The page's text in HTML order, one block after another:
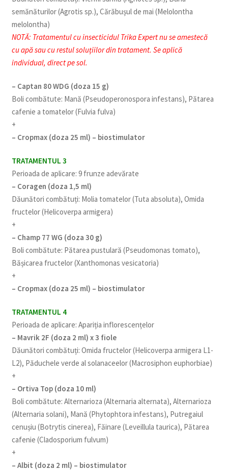
semănăturilor (Agrotis sp.), Cărăbușul de mai (Melolontha
melolontha)
NOTĂ: Tratamentul cu insecticidul Trika Expert nu se amestecă
cu apă sau cu restul soluțiilor din tratament. Se aplică
individual, direct pe sol.
– Captan 80 WDG (doza 15 g)
Boli combătute: Mană (Pseudoperonospora infestans), Pătarea
cafenie a tomatelor (Fulvia fulva)
+
– Cropmax (doza 25 ml) – biostimulator
TRATAMENTUL 3
Perioada de aplicare: 9 frunze adevărate
– Coragen (doza 1,5 ml)
Dăunători combătuți: Molia tomatelor (Tuta absoluta), Omida
fructelor (Helicoverpa armigera)
+
– Champ 77 WG (doza 30 g)
Boli combătute: Pătarea pustulară (Pseudomonas tomato),
Bășicarea fructelor (Xanthomonas vesicatoria)
+
– Cropmax (doza 25 ml) – biostimulator
TRATAMENTUL 4
Perioada de aplicare: Apariția inflorescențelor
– Mavrik 2F (doza 2 ml) x 3 fiole
Dăunători combătuți: Omida fructelor (Helicoverpa armigera L1-
L2), Păduchele verde al solanaceelor (Macrosiphon euphorbiae)
+
– Ortiva Top (doza 10 ml)
Boli combătute: Alternarioza (Alternaria alternata), Alternarioza
(Alternaria solani), Mană (Phytophtora infestans), Putregaiul
cenușiu (Botrytis cinerea), Făinare (Leveillula taurica), Pătarea
cafenie (Cladosporium fulvum)
+
– Albit (doza 2 ml) – biostimulator